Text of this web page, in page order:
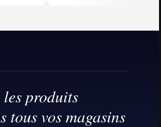
les produits
tous vos magasins